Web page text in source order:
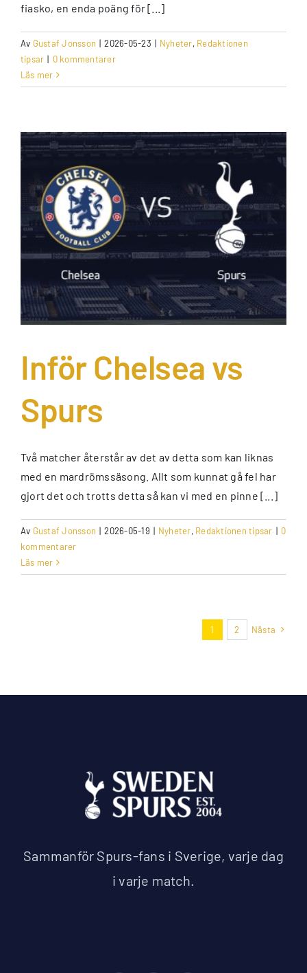
fiasko, en enda poäng för [...]
Av Gustaf Jonsson | 2026-05-23 | Nyheter, Redaktionen
tipsar | 0 kommentarer
Läs mer
Inför Chelsea vs
Spurs
Två matcher återstår av det av detta som kan liknas
med en mardrömssäsong. Allt som kunnat gå fel har
gjort det och trotts detta så kan vi med en pinne [...]
Av Gustaf Jonsson | 2026-05-19 | Nyheter, Redaktionen tipsar | 0
kommentarer
Läs mer
1 2 Nästa
Sammanför Spurs-fans i Sverige, varje dag
i varje match.